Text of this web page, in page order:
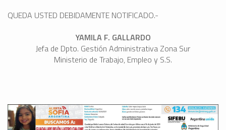
QUEDA USTED DEBIDAMENTE NOTIFICADO.-
YAMILA F. GALLARDO
Jefa de Dpto. Gestión Administrativa Zona Sur
Ministerio de Trabajo, Empleo y S.S.